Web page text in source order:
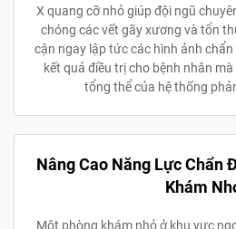
X quang cỡ nhỏ giúp đội ngũ
chóng các vết gãy xương và tổn
cận ngay lập tức các hình ảnh
kết quả điều trị cho bệnh nhân
tổng thể của hệ thống
Nâng Cao Năng Lực Chẩn
Khám
Một phòng khám nhỏ ở khu vực